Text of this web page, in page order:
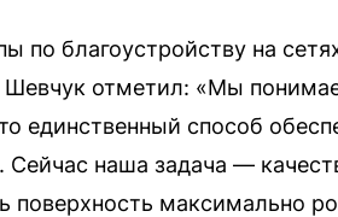
по благоустройству на
Шевчук отметил: «Мы
единственный способ
Сейчас наша задача —
поверхность максимально